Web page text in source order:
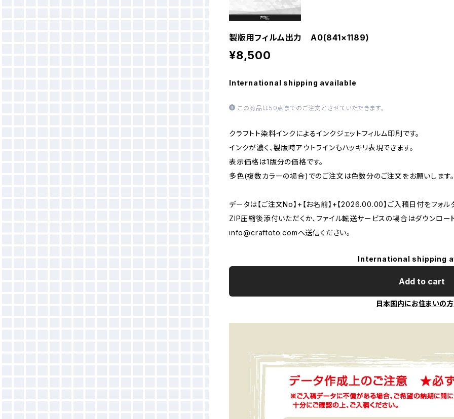
製版用フィルム出力 A0(841×1189)
¥8,500
International shipping available
この商品は50点までのご注文とさせていただきます。
クラフトト染料インクによるインクジェットフィルム印刷です。
インクが濃く、製版時アウトラインもハッキリ表現できます。
表示価格は1版分の価格です。
多色(複数カラーの場合)でのご注文は色数分のご注文をお願いします。
データは【ご注文No】+【お名前】+【2026.00.00】ご入稿日付をフォ
ZIP圧縮後添付いただくか、ファイル転送サービスの場合はダウンロー
info@craftoto.comへ送信ください。
International shipping
Add to cart
日本国内にお住まいの